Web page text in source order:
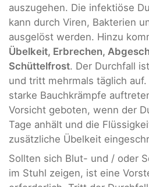
auszugehen. Die infektiöse
kann durch Viren, Bakterien
ausgelöst werden. Hinzu
Übelkeit, Erbrechen,
Schüttelfrost. Der Durchfall
und tritt mehrmals täglich
starke Bauchkrämpfe
Vorsicht geboten, wenn der
Tage anhält und die
zusätzliche Übelkeit
Sollten sich Blut- und / oder
im Stuhl zeigen, ist eine